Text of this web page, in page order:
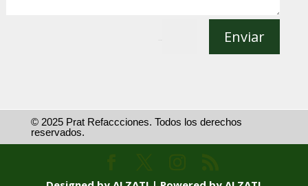
Enviar
© 2025 Prat Refaccciones. Todos los derechos
reservados.